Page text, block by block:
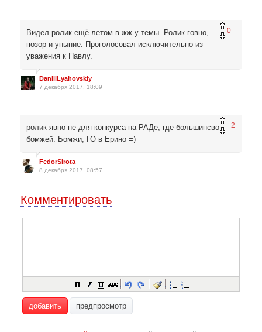
0
Видел ролик ещё летом в жж у темы. Ролик говно,
позор и уныние. Проголосовал исключительно из
уважения к Павлу.
DaniilLyahovskiy
7 декабря 2017, 18:09
+2
ролик явно не для конкурса на РАДе, где большинсво
бомжей. Бомжи, ГО в Ерино =)
FedorSirota
8 декабря 2017, 08:57
Комментировать
добавить предпросмотр